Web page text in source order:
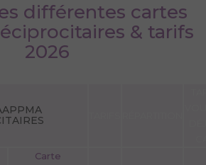
différentes cartes
& tarifs
2026
Carte